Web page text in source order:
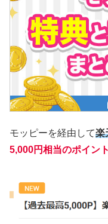
モッピーを経由して楽
5,000円相当のポイント